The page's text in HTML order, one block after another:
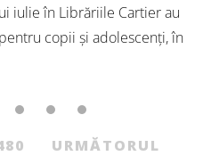
iulie în Librăriile Cartier au
copii și adolescenți, în
URMĂTORUL